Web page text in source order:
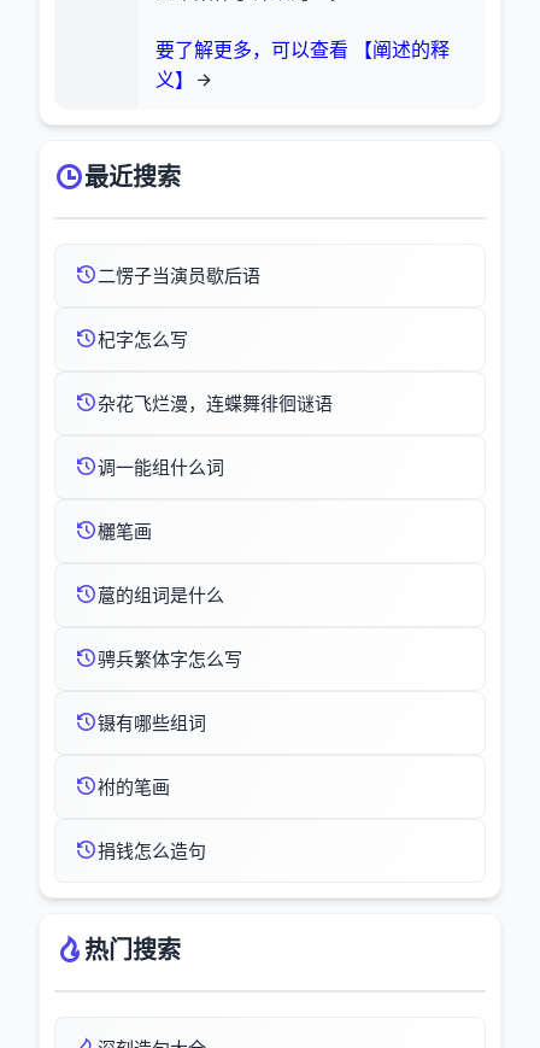
要了解更多，可以查看 【阐述的释
义】
最近搜索
二愣子当演员歇后语
杞字怎么写
杂花飞烂漫，连蝶舞徘徊谜语
调一能组什么词
欐笔画
蔰的组词是什么
骋兵繁体字怎么写
镊有哪些组词
袝的笔画
捐钱怎么造句
热门搜索